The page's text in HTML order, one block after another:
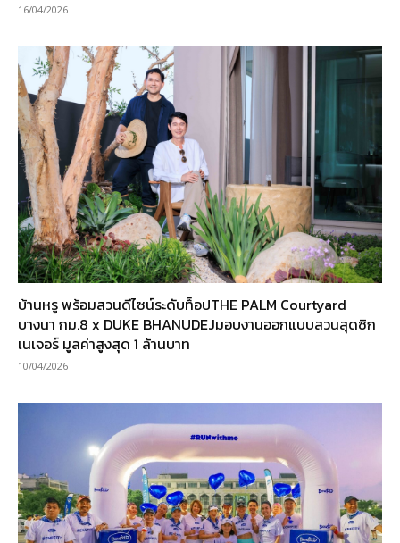
16/04/2026
บ้านหรู พร้อมสวนดีไซน์ระดับท็อปTHE PALM Courtyard
บางนา กม.8 x DUKE BHANUDEJมอบงานออกแบบสวนสุดซิก
เนเจอร์ มูลค่าสูงสุด 1 ล้านบาท
10/04/2026